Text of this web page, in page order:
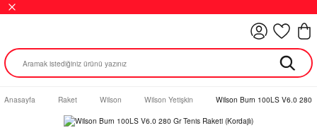
Anasayfa Raket Wilson Wilson Yetişkin Wilson Burn 100LS V6.0 280